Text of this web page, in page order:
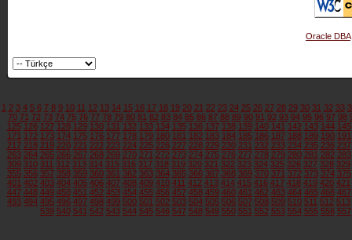
Oracle DBA
1 2 3 4 5 6 7 8 9 10 11 12 13 14 15 16 17 18 19 20 21 22 23 24 25 26 27 28 29 30 31 32 33
70 71 72 73 74 75 76 77 78 79 80 81 82 83 84 85 86 87 88 89 90 91 92 93 94 95 96 97 98
125 126 127 128 129 130 131 132 133 134 135 136 137 138 139 140 141 142 143 144 145
171 172 173 174 175 176 177 178 179 180 181 182 183 184 185 186 187 188 189 190 191
217 218 219 220 221 222 223 224 225 226 227 228 229 230 231 232 233 234 235 236 237
263 264 265 266 267 268 269 270 271 272 273 274 275 276 277 278 279 280 281 282 283
309 310 311 312 313 314 315 316 317 318 319 320 321 322 323 324 325 326 327 328 329
355 356 357 358 359 360 361 362 363 364 365 366 367 368 369 370 371 372 373 374 375
401 402 403 404 405 406 407 408 409 410 411 412 413 414 415 416 417 418 419 420 421
447 448 449 450 451 452 453 454 455 456 457 458 459 460 461 462 463 464 465 466 467
493 494 495 496 497 498 499 500 501 502 503 504 505 506 507 508 509 510 511 512 513
539 540 541 542 543 544 545 546 547 548 549 550 551 552 553 554 555 556 557